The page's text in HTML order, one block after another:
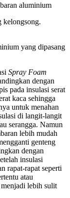
aluminium
kelongsong.
yang dipasang
Spray Foam
dengan
pada insulasi serat
kaca sehingga
untuk menahan
di langit-langit
serangga. Namun
lebih mudah
genteng
dengan
insulasi
rapat-rapat seperti
atau
menjadi lebih sulit